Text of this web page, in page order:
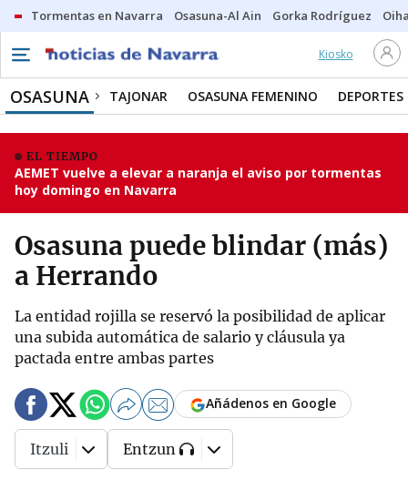
Tormentas en Navarra Osasuna-Al Ain Gorka Rodríguez
Kiosko
OSASUNA TAJONAR OSASUNA FEMENINO DEPORTES
EL TIEMPO
AEMET vuelve a elevar a naranja el aviso por tormentas
hoy domingo en Navarra
Osasuna puede blindar (más)
a Herrando
La entidad rojilla se reservó la posibilidad de aplicar
una subida automática de salario y cláusula ya
pactada entre ambas partes
Añádenos en Google
Itzuli Entzun